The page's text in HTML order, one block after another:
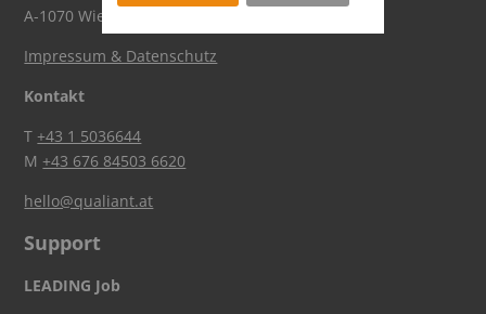
A-1070 Wien
Impressum & Datenschutz
Kontakt
T+43 1 5036644
M+43 676 84503 6620
hello@qualiant.at
Support
LEADING Job